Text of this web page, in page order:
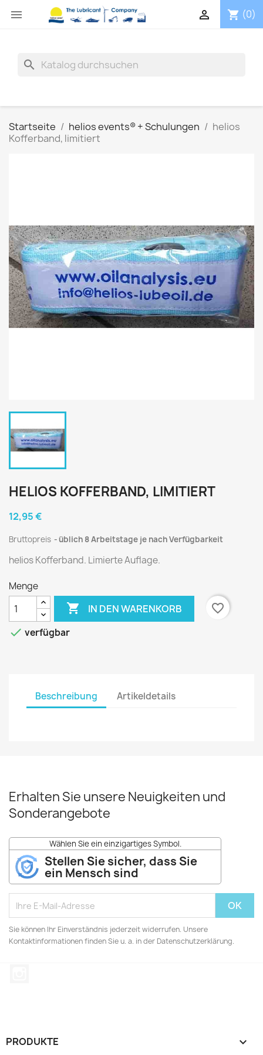
 shopping_cart (0)

search
Startseite helios events® + Schulungen
helios
Kofferband, limitiert
HELIOS KOFFERBAND, LIMITIERT
12,95 €
Bruttopreis üblich 8 Arbeitstage je nach Verfügbarkeit
helios Kofferband. Limierte Auflage.
Menge
 IN DEN WARENKORB
favorite_border
 verfügbar
Beschreibung Artikeldetails
Erhalten Sie unsere Neuigkeiten und
Sonderangebote
Wählen Sie ein einzigartiges Symbol.
Stellen Sie sicher, dass Sie
ein Mensch sind
Sie können Ihr Einverständnis jederzeit widerrufen. Unsere
Kontaktinformationen finden Sie u. a. in der Datenschutzerklärung.
PRODUKTE 